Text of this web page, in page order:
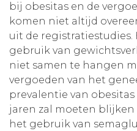
bij obesitas en de
komen niet altijd
uit de registratiestudies.
gebruik van
niet samen te hangen
vergoeden van het
prevalentie van
jaren zal moeten
het gebruik van